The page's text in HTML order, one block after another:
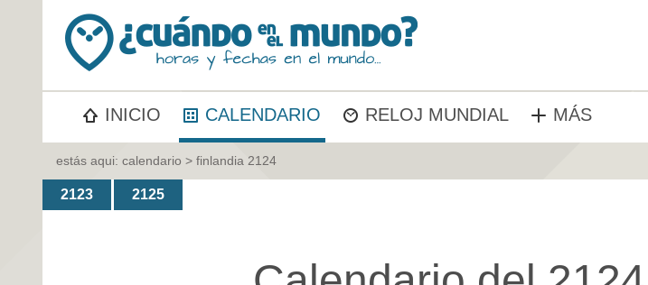
INICIO CALENDARIO RELOJ MUNDIAL MÁS
estás aqui: calendario > finlandia 2124
2123 2125